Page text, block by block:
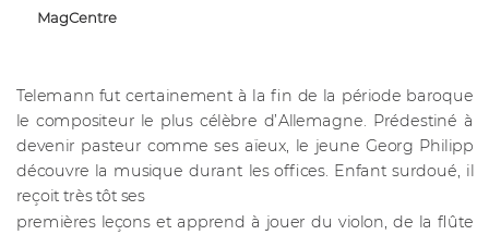
MagCentre
Telemann fut certainement à la fin de la période baroque
le compositeur le plus célèbre d’Allemagne. Prédestiné à
devenir pasteur comme ses aïeux, le jeune Georg Philipp
découvre la musique durant les offices. Enfant surdoué, il
reçoit très tôt ses
premières leçons et apprend à jouer du violon, de la flûte